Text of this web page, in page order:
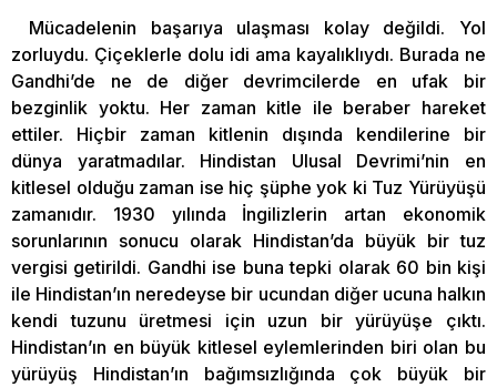
Mücadelenin başarıya ulaşması kolay değildi. Yol
zorluydu. Çiçeklerle dolu idi ama kayalıklıydı. Burada ne
Gandhi’de ne de diğer devrimcilerde en ufak bir
bezginlik yoktu. Her zaman kitle ile beraber hareket
ettiler. Hiçbir zaman kitlenin dışında kendilerine bir
dünya yaratmadılar. Hindistan Ulusal Devrimi’nin en
kitlesel olduğu zaman ise hiç şüphe yok ki Tuz Yürüyüşü
zamanıdır. 1930 yılında İngilizlerin artan ekonomik
sorunlarının sonucu olarak Hindistan’da büyük bir tuz
vergisi getirildi. Gandhi ise buna tepki olarak 60 bin kişi
ile Hindistan’ın neredeyse bir ucundan diğer ucuna halkın
kendi tuzunu üretmesi için uzun bir yürüyüşe çıktı.
Hindistan’ın en büyük kitlesel eylemlerinden biri olan bu
yürüyüş Hindistan’ın bağımsızlığında çok büyük bir